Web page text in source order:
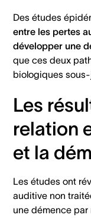
Des études
entre les pertes
développer une
que ces deux
biologiques
Les
relation
et la
Les études ont
auditive non
une démence